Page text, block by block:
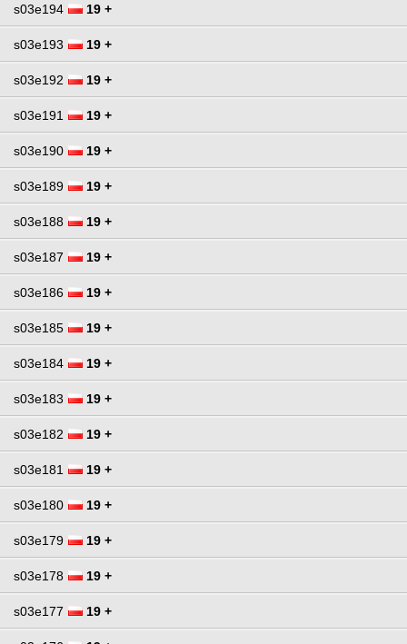
s03e194 19 +
s03e193 19 +
s03e192 19 +
s03e191 19 +
s03e190 19 +
s03e189 19 +
s03e188 19 +
s03e187 19 +
s03e186 19 +
s03e185 19 +
s03e184 19 +
s03e183 19 +
s03e182 19 +
s03e181 19 +
s03e180 19 +
s03e179 19 +
s03e178 19 +
s03e177 19 +